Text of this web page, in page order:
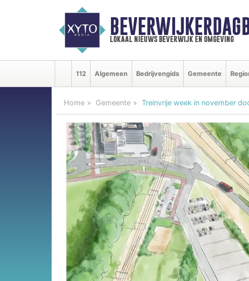
lokaal nieuws beverwijk en omgeving
112 Algemeen Bedrijvengids Gemeente
Home Gemeente Treinvrije week in november